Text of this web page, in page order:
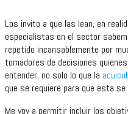
Los invito a que las lean, en
especialistas en el sector
repetido incansablemente por
tomadores de decisiones
entender, no solo lo que la
que se requiere para que esta
Me voy a permitir incluir los